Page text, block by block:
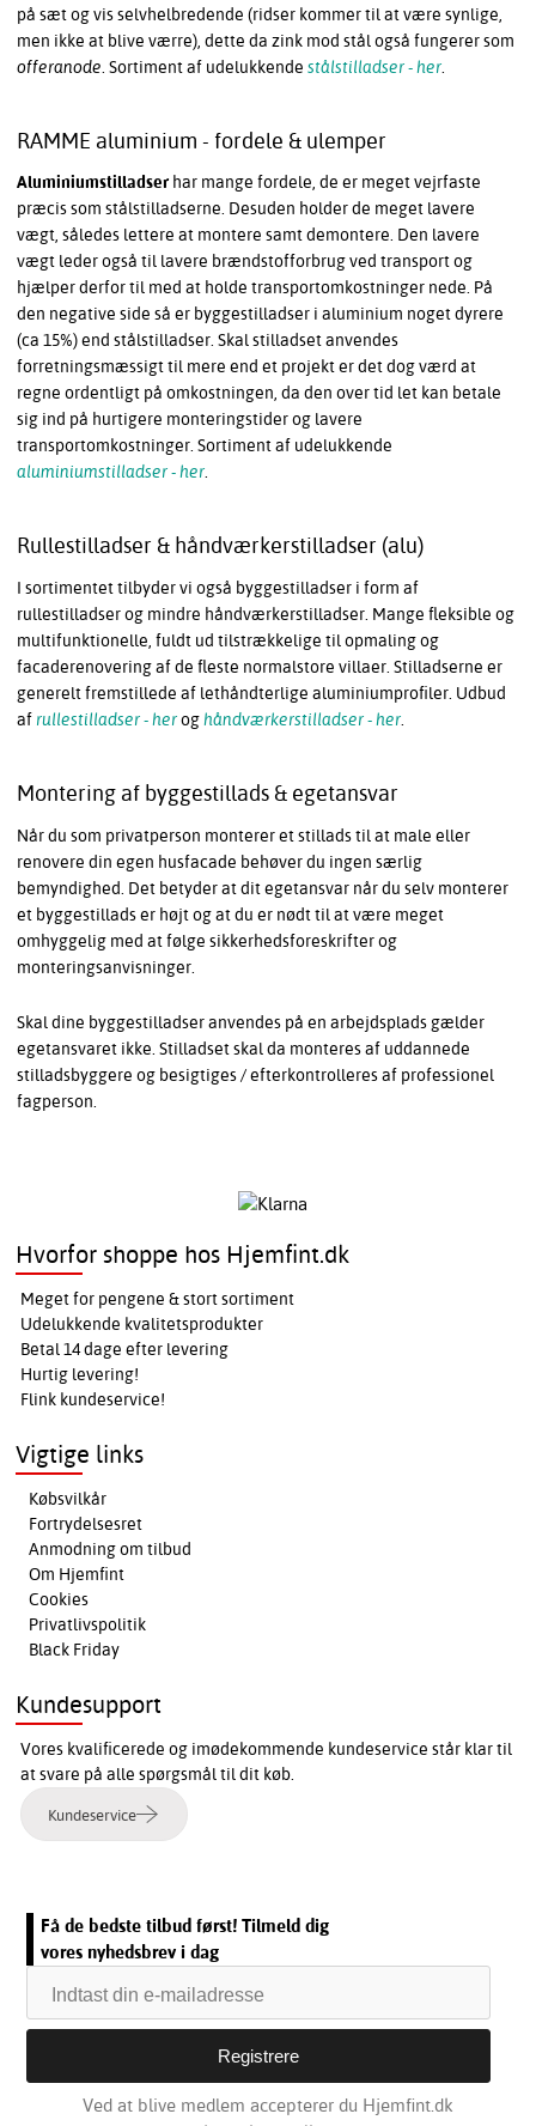
på sæt og vis selvhelbredende (ridser kommer til at være synlige,
men ikke at blive værre), dette da zink mod stål også fungerer som
offeranode. Sortiment af udelukkende stålstilladser - her.
RAMME aluminium - fordele & ulemper
Aluminiumstilladser har mange fordele, de er meget vejrfaste
præcis som stålstilladserne. Desuden holder de meget lavere
vægt, således lettere at montere samt demontere. Den lavere
vægt leder også til lavere brændstofforbrug ved transport og
hjælper derfor til med at holde transportomkostninger nede. På
den negative side så er byggestilladser i aluminium noget dyrere
(ca 15%) end stålstilladser. Skal stilladset anvendes
forretningsmæssigt til mere end et projekt er det dog værd at
regne ordentligt på omkostningen, da den over tid let kan betale
sig ind på hurtigere monteringstider og lavere
transportomkostninger. Sortiment af udelukkende
aluminiumstilladser - her.
Rullestilladser & håndværkerstilladser (alu)
I sortimentet tilbyder vi også byggestilladser i form af
rullestilladser og mindre håndværkerstilladser. Mange fleksible og
multifunktionelle, fuldt ud tilstrækkelige til opmaling og
facaderenovering af de fleste normalstore villaer. Stilladserne er
generelt fremstillede af lethåndterlige aluminiumprofiler. Udbud
af rullestilladser - heroghåndværkerstilladser - her.
Montering af byggestillads & egetansvar
Når du som privatperson monterer et stillads til at male eller
renovere din egen husfacade behøver du ingen særlig
bemyndighed. Det betyder at dit egetansvar når du selv monterer
et byggestillads er højt og at du er nødt til at være meget
omhyggelig med at følge sikkerhedsforeskrifter og
monteringsanvisninger.
Skal dine byggestilladser anvendes på en arbejdsplads gælder
egetansvaret ikke. Stilladset skal da monteres af uddannede
stilladsbyggere og besigtiges / efterkontrolleres af professionel
fagperson.
Hvorfor shoppe hos Hjemfint.dk
Meget for pengene & stort sortiment
Udelukkende kvalitetsprodukter
Betal 14 dage efter levering
Hurtig levering!
Flink kundeservice!
Vigtige links
Købsvilkår
Fortrydelsesret
Anmodning om tilbud
Om Hjemfint
Cookies
Privatlivspolitik
Black Friday
Kundesupport
Vores kvalificerede og imødekommende kundeservice står klar til
at svare på alle spørgsmål til dit køb.
Kundeservice
Få de bedste tilbud først! Tilmeld dig
vores nyhedsbrev i dag
Ved at blive medlem accepterer du Hjemfint.dk